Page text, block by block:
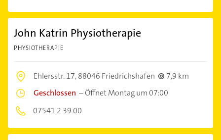
John Katrin Physiotherapie
PHYSIOTHERAPIE
Ehlersstr. 17,88046 Friedrichshafen
7,9 km
Geschlossen –Öffnet Montag um 07:00
07541 2 39 00